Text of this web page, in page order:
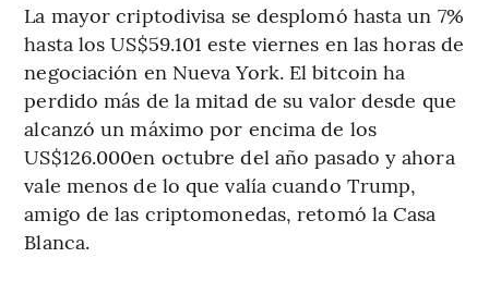
La mayor criptodivisa se desplomó hasta un 7%
hasta los US$59.101 este viernes en las horas de
negociación en Nueva York. El bitcoin ha
perdido más de la mitad de su valor desde que
alcanzó un máximo por encima de los
US$126.000en octubre del año pasado y ahora
vale menos de lo que valía cuando Trump,
amigo de las criptomonedas, retomó la Casa
Blanca.